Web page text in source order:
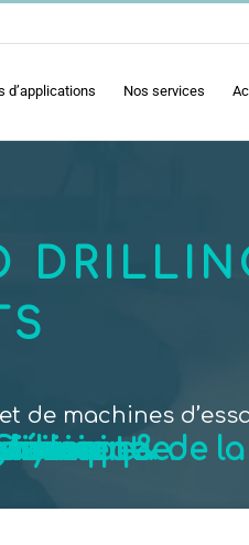
d’applications Nos services
de machines
& de